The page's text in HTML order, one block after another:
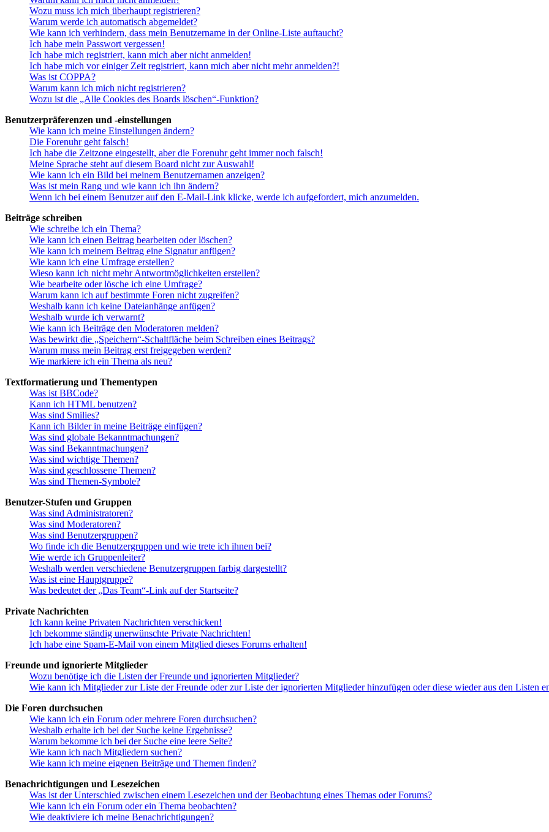
Wozu muss ich mich überhaupt registrieren?
Warum werde ich automatisch abgemeldet?
Wie kann ich verhindern, dass mein Benutzername in der Online-Liste auftaucht?
Ich habe mein Passwort vergessen!
Ich habe mich registriert, kann mich aber nicht anmelden!
Ich habe mich vor einiger Zeit registriert, kann mich aber nicht mehr anmelden?!
Was ist COPPA?
Warum kann ich mich nicht registrieren?
Wozu ist die „Alle Cookies des Boards löschen“-Funktion?
Benutzerpräferenzen und -einstellungen
Wie kann ich meine Einstellungen ändern?
Die Forenuhr geht falsch!
Ich habe die Zeitzone eingestellt, aber die Forenuhr geht immer noch falsch!
Meine Sprache steht auf diesem Board nicht zur Auswahl!
Wie kann ich ein Bild bei meinem Benutzernamen anzeigen?
Was ist mein Rang und wie kann ich ihn ändern?
Wenn ich bei einem Benutzer auf den E-Mail-Link klicke, werde ich aufgefordert, mich anzumelden.
Beiträge schreiben
Wie schreibe ich ein Thema?
Wie kann ich einen Beitrag bearbeiten oder löschen?
Wie kann ich meinem Beitrag eine Signatur anfügen?
Wie kann ich eine Umfrage erstellen?
Wieso kann ich nicht mehr Antwortmöglichkeiten erstellen?
Wie bearbeite oder lösche ich eine Umfrage?
Warum kann ich auf bestimmte Foren nicht zugreifen?
Weshalb kann ich keine Dateianhänge anfügen?
Weshalb wurde ich verwarnt?
Wie kann ich Beiträge den Moderatoren melden?
Was bewirkt die „Speichern“-Schaltfläche beim Schreiben eines Beitrags?
Warum muss mein Beitrag erst freigegeben werden?
Wie markiere ich ein Thema als neu?
Textformatierung und Thementypen
Was ist BBCode?
Kann ich HTML benutzen?
Was sind Smilies?
Kann ich Bilder in meine Beiträge einfügen?
Was sind globale Bekanntmachungen?
Was sind Bekanntmachungen?
Was sind wichtige Themen?
Was sind geschlossene Themen?
Was sind Themen-Symbole?
Benutzer-Stufen und Gruppen
Was sind Administratoren?
Was sind Moderatoren?
Was sind Benutzergruppen?
Wo finde ich die Benutzergruppen und wie trete ich ihnen bei?
Wie werde ich Gruppenleiter?
Weshalb werden verschiedene Benutzergruppen farbig dargestellt?
Was ist eine Hauptgruppe?
Was bedeutet der „Das Team“-Link auf der Startseite?
Private Nachrichten
Ich kann keine Privaten Nachrichten verschicken!
Ich bekomme ständig unerwünschte Private Nachrichten!
Ich habe eine Spam-E-Mail von einem Mitglied dieses Forums erhalten!
Freunde und ignorierte Mitglieder
Wozu benötige ich die Listen der Freunde und ignorierten Mitglieder?
Wie kann ich Mitglieder zur Liste der Freunde oder zur Liste der ignorierten Mitglieder hinzufügen oder diese wieder aus den Listen
Die Foren durchsuchen
Wie kann ich ein Forum oder mehrere Foren durchsuchen?
Weshalb erhalte ich bei der Suche keine Ergebnisse?
Warum bekomme ich bei der Suche eine leere Seite?
Wie kann ich nach Mitgliedern suchen?
Wie kann ich meine eigenen Beiträge und Themen finden?
Benachrichtigungen und Lesezeichen
Was ist der Unterschied zwischen einem Lesezeichen und der Beobachtung eines Themas oder Forums?
Wie kann ich ein Forum oder ein Thema beobachten?
Wie deaktiviere ich meine Benachrichtigungen?